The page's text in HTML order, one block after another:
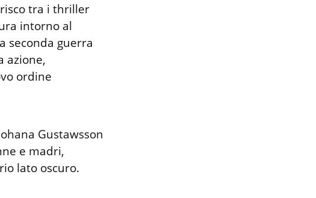
tra i thriller
intorno al
seconda guerra
azione,
ordine
Gustawsson
e madri,
lato oscuro.